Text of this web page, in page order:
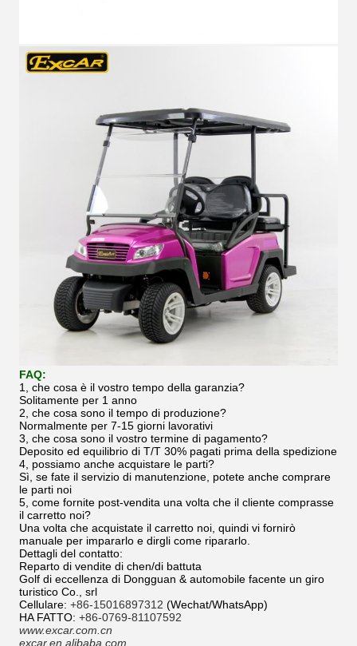
FAQ:
1, che cosa è il vostro tempo della garanzia?
Solitamente per 1 anno
2, che cosa sono il tempo di produzione?
Normalmente per 7-15 giorni lavorativi
3, che cosa sono il vostro termine di pagamento?
Deposito ed equilibrio di T/T 30% pagati prima della spedizione
4, possiamo anche acquistare le parti?
Sì, se fate il servizio di manutenzione, potete anche comprare
le parti noi
5, come fornite post-vendita una volta che il cliente comprasse
il carretto noi?
Una volta che acquistate il carretto noi, quindi vi fornirò
manuale per impararlo e dirgli come ripararlo.
Dettagli del contatto:
Reparto di vendite di chen/di battuta
Golf di eccellenza di Dongguan & automobile facente un giro
turistico Co., srl
Cellulare: +86-15016897312 (Wechat/WhatsApp)
HA FATTO: +86-0769-81107592
www.excar.com.cn
excar.en.alibaba.com